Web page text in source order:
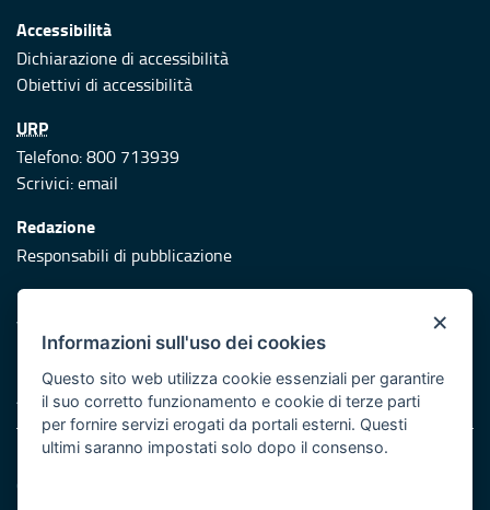
Accessibilità
Dichiarazione di accessibilità
Obiettivi di accessibilità
URP
Telefono: 800 713939
Scrivici:email
Redazione
Responsabili di pubblicazione
Protezione civile
Vai al sito di Protezione Civile Puglia
Iniziativa finanziata con risorse del POR Puglia 2014/2020 -
Asse XI
Note legali
Cookie e privacy
×
Informazioni sull'uso dei cookies
Questo sito web utilizza cookie essenziali per garantire
il suo corretto funzionamento e cookie di terze parti
per fornire servizi erogati da portali esterni. Questi
ultimi saranno impostati solo dopo il consenso.